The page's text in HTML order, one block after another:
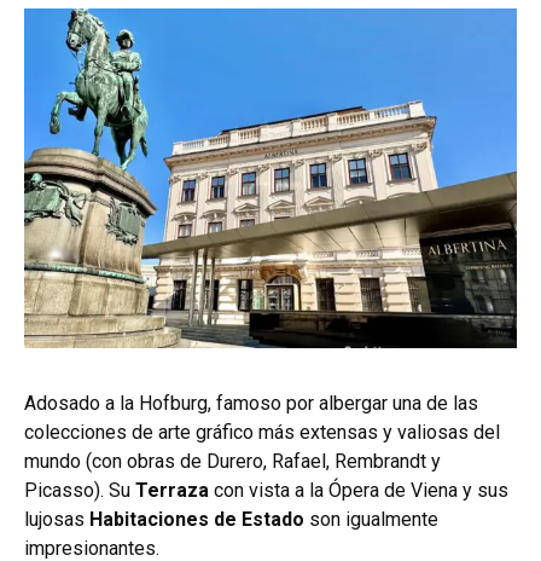
Adosado a la Hofburg, famoso por albergar una de las
colecciones de arte gráfico más extensas y valiosas del
mundo (con obras de Durero, Rafael, Rembrandt y
Picasso). Su Terraza con vista a la Ópera de Viena y sus
lujosas Habitaciones de Estado son igualmente
impresionantes.